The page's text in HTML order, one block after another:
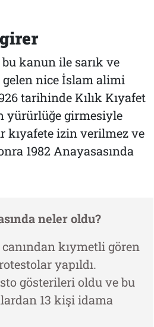
bu kanun ile sarık ve
gelen nice İslam alimi
tarihinde Kılık Kıyafet
yürürlüğe girmesiyle
kıyafete izin verilmez ve
1982 Anayasasında
neler oldu?
kıymetli gören
yapıldı.
gösterileri oldu ve bu
13 kişi idama